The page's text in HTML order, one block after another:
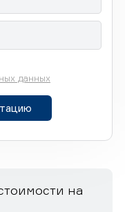
данных
на